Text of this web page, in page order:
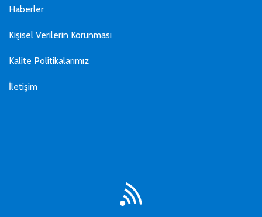
Haberler
Kişisel Verilerin Korunması
Kalite Politikalarımız
İletişim